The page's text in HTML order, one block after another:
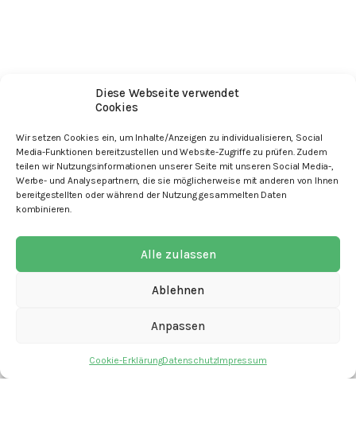
Diese Webseite verwendet
Cookies
Wir setzen Cookies ein, um Inhalte/Anzeigen zu individualisieren, Social
Media-Funktionen bereitzustellen und Website-Zugriffe zu prüfen. Zudem
teilen wir Nutzungsinformationen unserer Seite mit unseren Social Media-,
Werbe- und Analysepartnern, die sie möglicherweise mit anderen von Ihnen
bereitgestellten oder während der Nutzung gesammelten Daten
kombinieren.
Alle zulassen
Ablehnen
Anpassen
Cookie-ErklärungDatenschutzImpressum
Kontakt